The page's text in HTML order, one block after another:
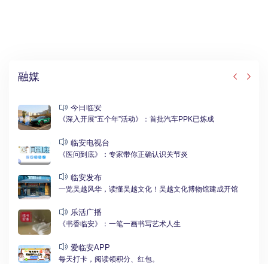
融媒
今日临安
《深入开展“五个年”活动》：首批汽车PPK已炼成
临安电视台
《医问到底》：专家带你正确认识关节炎
临安发布
一览吴越风华，读懂吴越文化！吴越文化博物馆建成开馆
乐活广播
《书香临安》：一笔一画书写艺术人生
爱临安APP
每天打卡，阅读领积分、红包。